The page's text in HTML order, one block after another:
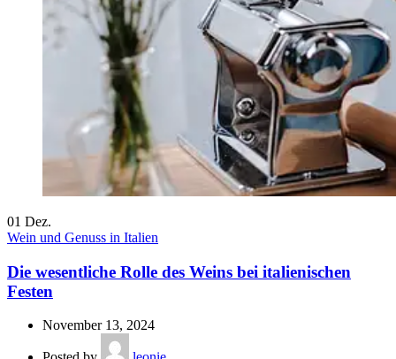
01 Dez.
Wein und Genuss in Italien
Die wesentliche Rolle des Weins bei italienischen
Festen
November 13, 2024